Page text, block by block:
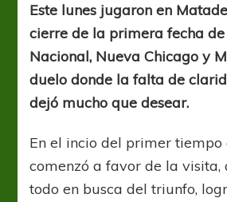
Este lunes jugaron en
cierre de la primera fecha
Nacional, Nueva Chicago y
duelo donde la falta de
dejó mucho que desear.
En el incio del primer
comenzó a favor de la visita,
todo en busca del triunfo,